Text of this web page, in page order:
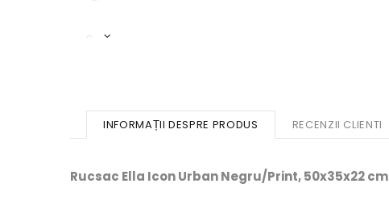
INFORMAȚII DESPRE PRODUS RECENZII CLIENTI
Rucsac Ella Icon Urban Negru/Print, 50x35x22 cm